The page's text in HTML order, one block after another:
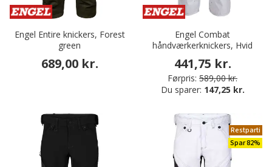
Engel Entire knickers, Forest
green
689,00 kr.
Engel Combat
håndværkerknickers, Hvid
441,75 kr.
Førpris: 589,00 kr.
Du sparer: 147,25 kr.
Restparti
Spar 82%